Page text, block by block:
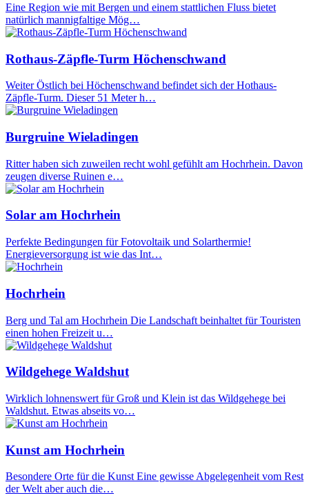
Eine Region wie mit Bergen und einem stattlichen Fluss bietet
natürlich mannigfaltige Mög…
Rothaus-Zäpfle-Turm Höchenschwand
Weiter Östlich bei Höchenschwand befindet sich der Hothaus-
Zäpfle-Turm. Dieser 51 Meter h…
Burgruine Wieladingen
Ritter haben sich zuweilen recht wohl gefühlt am Hochrhein. Davon
zeugen diverse Ruinen e…
Solar am Hochrhein
Perfekte Bedingungen für Fotovoltaik und Solarthermie!
Energieversorgung ist wie das Int…
Hochrhein
Berg und Tal am Hochrhein Die Landschaft beinhaltet für Touristen
einen hohen Freizeit u…
Wildgehege Waldshut
Wirklich lohnenswert für Groß und Klein ist das Wildgehege bei
Waldshut. Etwas abseits vo…
Kunst am Hochrhein
Besondere Orte für die Kunst Eine gewisse Abgelegenheit vom Rest
der Welt aber auch die…